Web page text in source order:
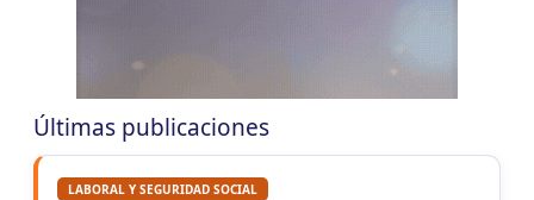
Reg. Unif. Ret. y Perc. Ctes.
Últimas publicaciones
LABORAL Y SEGURIDAD SOCIAL